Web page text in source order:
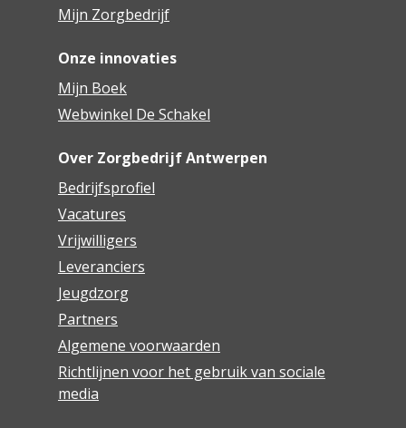
Mijn Zorgbedrijf
Onze innovaties
Mijn Boek
Webwinkel De Schakel
Over Zorgbedrijf Antwerpen
Bedrijfsprofiel
Vacatures
Vrijwilligers
Leveranciers
Jeugdzorg
Partners
Algemene voorwaarden
Richtlijnen voor het gebruik van sociale
media